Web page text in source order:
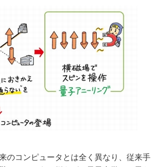
のコンピュータとは全く異なり、従来手